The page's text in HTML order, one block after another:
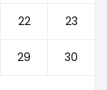
22 23
29 30